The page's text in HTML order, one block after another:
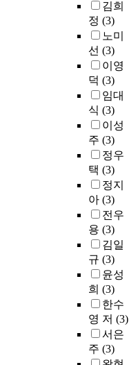
김희
정 (3)
노미
선 (3)
이영
덕 (3)
임대
식 (3)
이성
주 (3)
정우
택 (3)
정지
아 (3)
전우
용 (3)
김일
규 (3)
윤성
희 (3)
한수
영 저 (3)
서은
주 (3)